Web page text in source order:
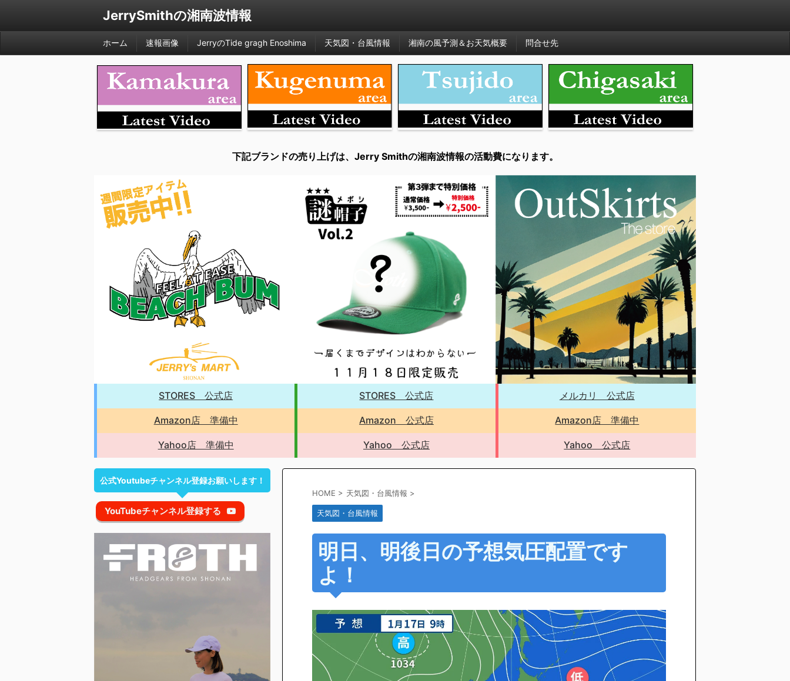
JerrySmithの湘南波情報
ホーム 速報画像 JerryのTide gragh Enoshima 天気図・台風情報 湘南の風予測＆お天気概要 問合せ先
下記ブランドの売り上げは、Jerry Smithの湘南波情報の活動費になります。
STORES 公式店
Amazon店 準備中
Yahoo店 準備中
STORES 公式店
Amazon 公式店
Yahoo 公式店
メルカリ 公式店
Amazon店 準備中
Yahoo 公式店
HOME > 天気図・台風情報 >
天気図・台風情報
明日、明後日の予想気圧配置です
よ！
公式Youtubeチャンネル登録お願いします！
YouTubeチャンネル登録する